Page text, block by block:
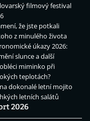
filmový festival
že jste potkali
z minulého života
úkazy 2026:
slunce a další
obléci miminko při
teplotách?
na dokonalé letní mojito
letních salátů
2026